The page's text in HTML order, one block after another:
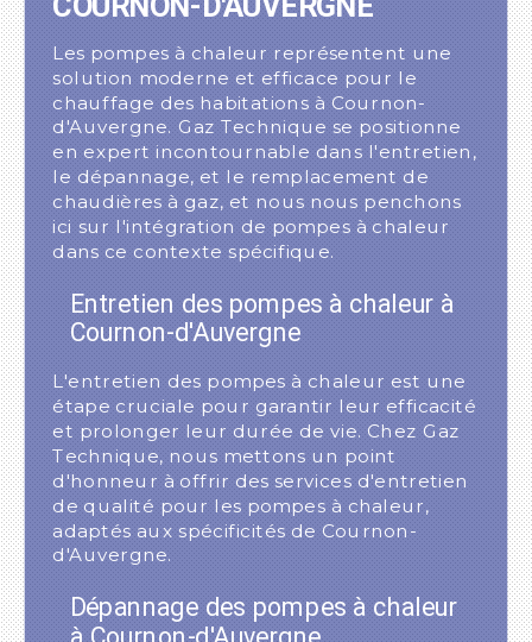
Les pompes à chaleur représentent une
solution moderne et efficace pour le
chauffage des habitations à Cournon-
d'Auvergne. Gaz Technique se positionne
en expert incontournable dans l'entretien,
le dépannage, et le remplacement de
chaudières à gaz, et nous nous penchons
ici sur l'intégration de pompes à chaleur
dans ce contexte spécifique.
Entretien des pompes à chaleur à
Cournon-d'Auvergne
L'entretien des pompes à chaleur est une
étape cruciale pour garantir leur efficacité
et prolonger leur durée de vie. Chez Gaz
Technique, nous mettons un point
d'honneur à offrir des services d'entretien
de qualité pour les pompes à chaleur,
adaptés aux spécificités de Cournon-
d'Auvergne.
Dépannage des pompes à chaleur